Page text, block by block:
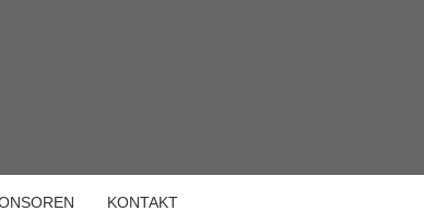
KONTAKT